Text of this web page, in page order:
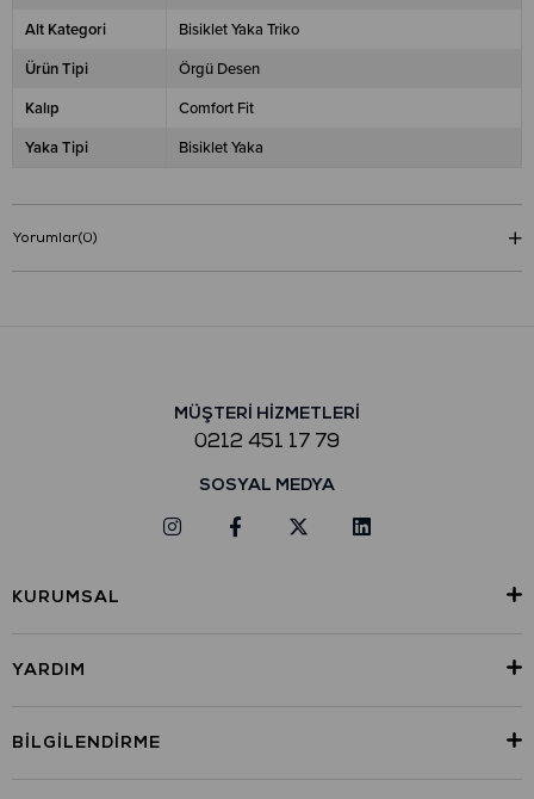
Alt Kategori Bisiklet Yaka Triko
Ürün Tipi Örgü Desen
Kalıp Comfort Fit
Yaka Tipi Bisiklet Yaka
Yorumlar(0)
MÜŞTERİ HİZMETLERİ
0212 451 17 79
SOSYAL MEDYA
KURUMSAL
YARDIM
BILGILENDIRME